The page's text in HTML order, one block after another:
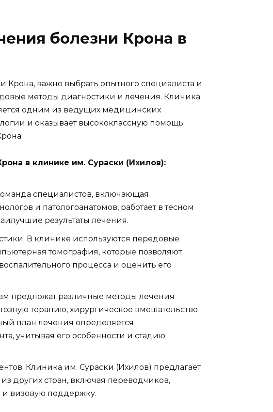
болезни Крона в
Крона, важно выбрать опытного специалиста и
методы диагностики и лечения. Клиника
одним из ведущих медицинских
и оказывает высококлассную помощь
в клинике им. Сураски (Ихилов):
специалистов, включающая
и патологоанатомов, работает в тесном
результаты лечения.
В клинике используются передовые
томография, которые позволяют
процесса и оценить его
предложат различные методы лечения
терапию, хирургическое вмешательство
план лечения определяется
учитывая его особенности и стадию
Клиника им. Сураски (Ихилов) предлагает
других стран, включая переводчиков,
визовую поддержку.